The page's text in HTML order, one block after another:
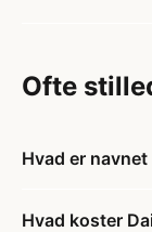
Ofte
Hvad er
Hvad koster